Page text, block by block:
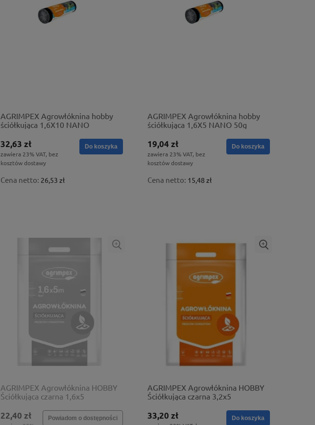
AGRIMPEX Agrowłóknina hobby
ściółkująca 1,6X10 NANO
32,63 zł
zawiera 23% VAT, bez
kosztów dostawy
Cena netto: 26,53 zł
Do koszyka
AGRIMPEX Agrowłóknina hobby
ściółkująca 1,6X5 NANO 50g
19,04 zł
zawiera 23% VAT, bez
kosztów dostawy
Cena netto: 15,48 zł
Do koszyka
AGRIMPEX Agrowłóknina HOBBY
Ściółkująca czarna 1,6x5
22,40 zł Powiadom o dostępności
AGRIMPEX Agrowłóknina HOBBY
Ściółkująca czarna 3,2x5
33,20 zł Do koszyka